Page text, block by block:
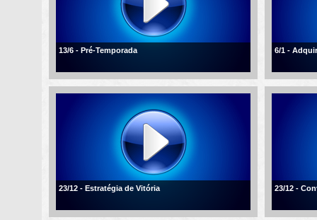
13/6 - Pré-Temporada 6/1 -
23/12 - Estratégia de Vitória 23/12 -